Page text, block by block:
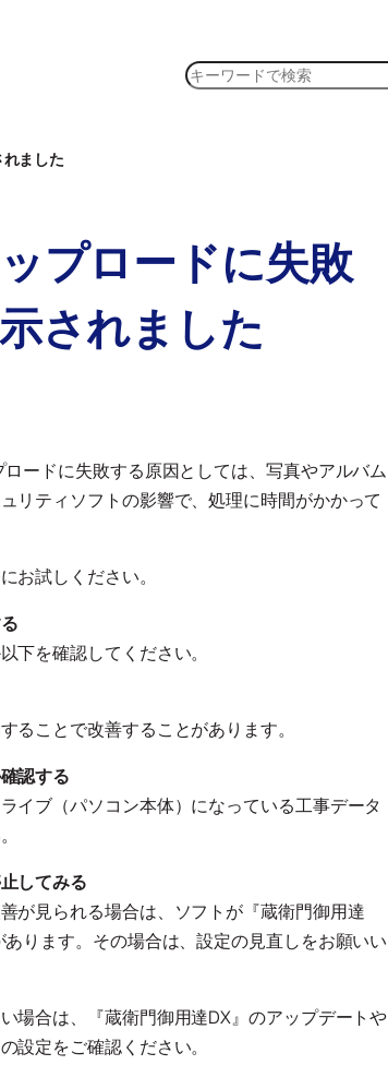
検
ました
プロードに失敗
されました
ードに失敗する原因としては、写真やアルバム
リティソフトの影響で、処理に時間がかかって
お試しください。
下を確認してください。
ることで改善することがあります。
認する
イブ（パソコン本体）になっている工事データ
してみる
が見られる場合は、ソフトが『蔵衛門御用達
ります。その場合は、設定の見直しをお願いい
場合は、『蔵衛門御用達DX』のアップデートや
設定をご確認ください。